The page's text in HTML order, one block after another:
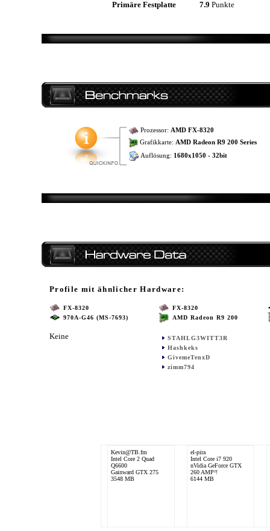
Primäre Festplatte
7.9 Punkte
Prozessor: AMD FX-8320
Grafikkarte: AMD Radeon R9 200 Series
Auflösung: 1680x1050 - 32bit
Profile mit ähnlicher Hardware:
FX-8320
970A-G46 (MS-7693)
Keine
FX-8320
AMD Radeon R9 200
STAHLG3WITT3R
Hashkeks
GivemeTenxD
zimm794
Kevin@TB.fm
Intel Core 2 Quad
Q6600
Gainward GTX 275
3548 MB
el-pira
Intel Core i7 920
nVidia GeForce GTX
260 AMP²!
6144 MB